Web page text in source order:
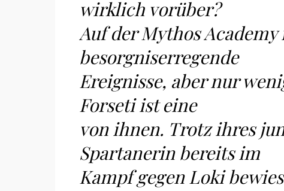
wirklich vorüber?
Auf der Mythos
besorgniserregende
Ereignisse, aber nur
Forseti ist eine
von ihnen. Trotz ihres
Spartanerin bereits im
Kampf gegen Loki